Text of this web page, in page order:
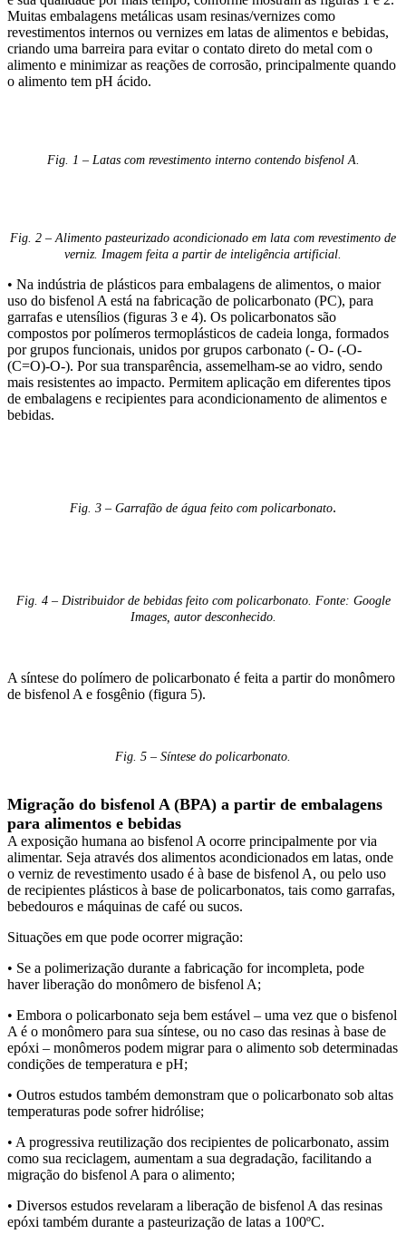
Muitas embalagens metálicas usam resinas/vernizes como
revestimentos internos ou vernizes em latas de alimentos e bebidas,
criando uma barreira para evitar o contato direto do metal com o
alimento e minimizar as reações de corrosão, principalmente quando
o alimento tem pH ácido.
Fig. 1 – Latas com revestimento interno contendo bisfenol A.
Fig. 2 – Alimento pasteurizado acondicionado em lata com revestimento de
verniz. Imagem feita a partir de inteligência artificial.
• Na indústria de plásticos para embalagens de alimentos, o maior
uso do bisfenol A está na fabricação de policarbonato (PC), para
garrafas e utensílios (figuras 3 e 4). Os policarbonatos são
compostos por polímeros termoplásticos de cadeia longa, formados
por grupos funcionais, unidos por grupos carbonato (- O- (-O-
(C=O)-O-). Por sua transparência, assemelham-se ao vidro, sendo
mais resistentes ao impacto. Permitem aplicação em diferentes tipos
de embalagens e recipientes para acondicionamento de alimentos e
bebidas.
Fig. 3 – Garrafão de água feito com policarbonato.
Fig. 4 – Distribuidor de bebidas feito com policarbonato. Fonte: Google
Images, autor desconhecido.
A síntese do polímero de policarbonato é feita a partir do monômero
de bisfenol A e fosgênio (figura 5).
Fig. 5 – Síntese do policarbonato.
Migração do bisfenol A (BPA) a partir de embalagens
para alimentos e bebidas
A exposição humana ao bisfenol A ocorre principalmente por via
alimentar. Seja através dos alimentos acondicionados em latas, onde
o verniz de revestimento usado é à base de bisfenol A, ou pelo uso
de recipientes plásticos à base de policarbonatos, tais como garrafas,
bebedouros e máquinas de café ou sucos.
Situações em que pode ocorrer migração:
• Se a polimerização durante a fabricação for incompleta, pode
haver liberação do monômero de bisfenol A;
• Embora o policarbonato seja bem estável – uma vez que o bisfenol
A é o monômero para sua síntese, ou no caso das resinas à base de
epóxi – monômeros podem migrar para o alimento sob determinadas
condições de temperatura e pH;
• Outros estudos também demonstram que o policarbonato sob altas
temperaturas pode sofrer hidrólise;
• A progressiva reutilização dos recipientes de policarbonato, assim
como sua reciclagem, aumentam a sua degradação, facilitando a
migração do bisfenol A para o alimento;
• Diversos estudos revelaram a liberação de bisfenol A das resinas
epóxi também durante a pasteurização de latas a 100ºC.